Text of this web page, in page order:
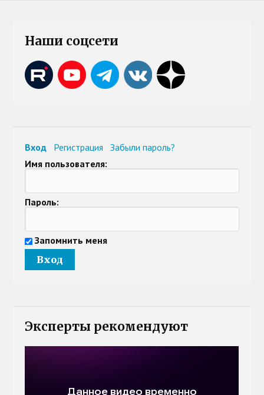
Наши соцсети
Вход Регистрация
Забыли пароль?
Имя пользователя:
Пароль:
Запомнить меня
Эксперты рекомендуют